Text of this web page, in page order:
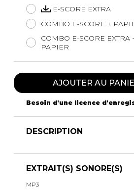
E-SCORE EXTRA
COMBO E-SCORE +
COMBO E-SCORE EXTRA
PAPIER
AJOUTER AU
Besoin d'une licence
DESCRIPTION
EXTRAIT(S) SONORE(S)
MP3